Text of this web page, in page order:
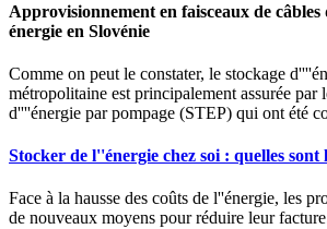
Approvisionnement en faisceaux de câbles
énergie en Slovénie
Comme on peut le constater, le stockage
métropolitaine est principalement assurée par
d''''énergie par pompage (STEP) qui ont été
Stocker de l''énergie chez soi : quelles sont
Face à la hausse des coûts de l''énergie, les
de nouveaux moyens pour réduire leur